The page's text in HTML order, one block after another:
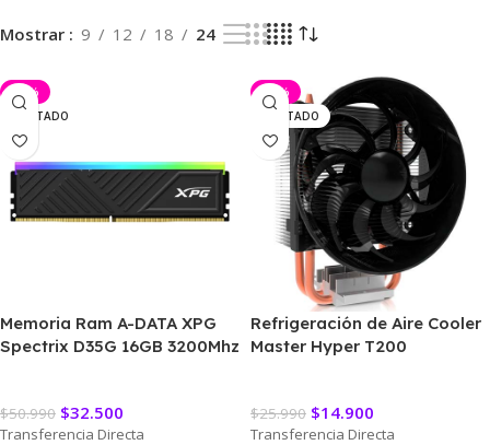
Mostrar 9 12 18 24
-36%
AGOTADO
Memoria Ram A-DATA XPG
Spectrix D35G 16GB 3200Mhz
$50.990 $32.500
Transferencia Directa
-43%
AGOTADO
Refrigeración de Aire Cooler
Master Hyper T200
$25.990 $14.900
Transferencia Directa